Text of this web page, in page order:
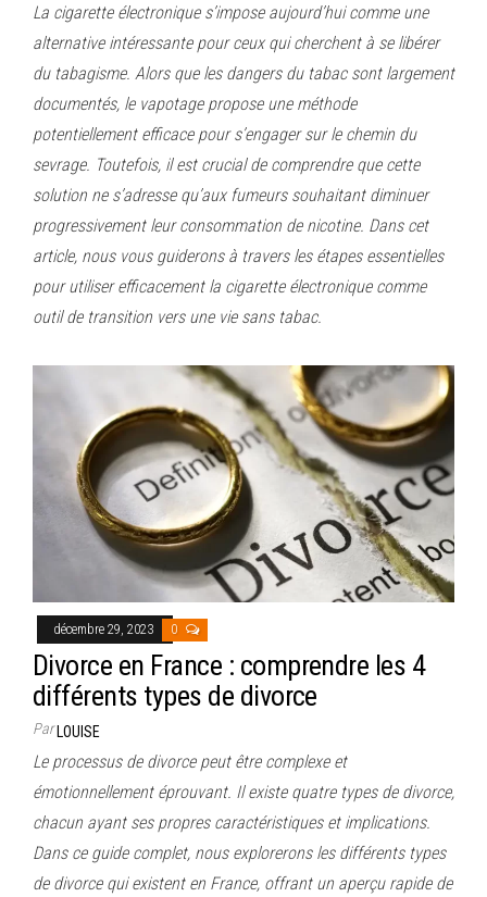
La cigarette électronique s’impose aujourd’hui comme une
alternative intéressante pour ceux qui cherchent à se libérer
du tabagisme. Alors que les dangers du tabac sont largement
documentés, le vapotage propose une méthode
potentiellement efficace pour s’engager sur le chemin du
sevrage. Toutefois, il est crucial de comprendre que cette
solution ne s’adresse qu’aux fumeurs souhaitant diminuer
progressivement leur consommation de nicotine. Dans cet
article, nous vous guiderons à travers les étapes essentielles
pour utiliser efficacement la cigarette électronique comme
outil de transition vers une vie sans tabac.
décembre 29, 2023 0
Divorce en France : comprendre les 4
différents types de divorce
ParLOUISE
Le processus de divorce peut être complexe et
émotionnellement éprouvant. Il existe quatre types de divorce,
chacun ayant ses propres caractéristiques et implications.
Dans ce guide complet, nous explorerons les différents types
de divorce qui existent en France, offrant un aperçu rapide de